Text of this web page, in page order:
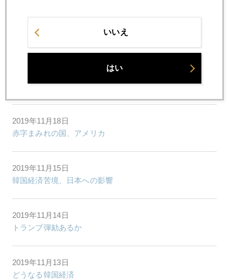
2019年11月20日
金は「誰の債務でもない」資産
米中貿易戦争、中国側の本音
2019年11月18日
赤字まみれの国、アメリカ
2019年11月15日
韓国経済苦境、日本への影響
2019年11月14日
トランプ弾劾あるか
2019年11月13日
どうなる韓国経済
いいえ
はい